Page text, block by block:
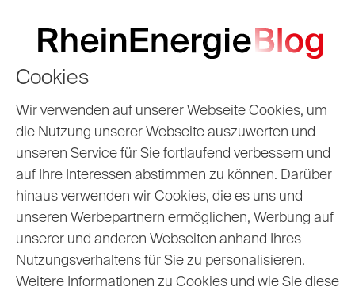
Cookies
Wir verwenden auf unserer Webseite Cookies, um
die Nutzung unserer Webseite auszuwerten und
unseren Service für Sie fortlaufend verbessern und
auf Ihre Interessen abstimmen zu können. Darüber
hinaus verwenden wir Cookies, die es uns und
unseren Werbepartnern ermöglichen, Werbung auf
unserer und anderen Webseiten anhand Ihres
Nutzungsverhaltens für Sie zu personalisieren.
Weitere Informationen zu Cookies und wie Sie diese
Unser Blogarchiv